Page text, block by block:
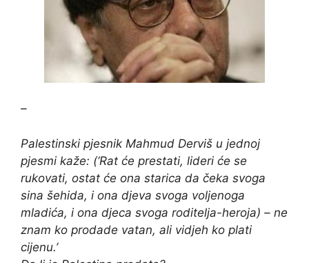
–
Palestinski pjesnik Mahmud Derviš u jednoj
pjesmi kaže: (‘Rat će prestati, lideri će se
rukovati, ostat će ona starica da čeka svoga
sina šehida, i ona djeva svoga voljenoga
mladića, i ona djeca svoga roditelja-heroja) – ne
znam ko prodade vatan, ali vidjeh ko plati
cijenu.’